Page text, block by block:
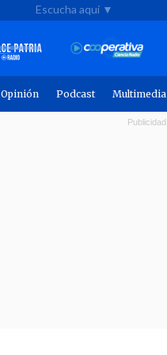
Escucha aquí ▼
Opinión Podcast Multimedia